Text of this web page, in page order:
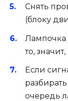
Снять
(блоку
Лампочка
то,
Если
очередь